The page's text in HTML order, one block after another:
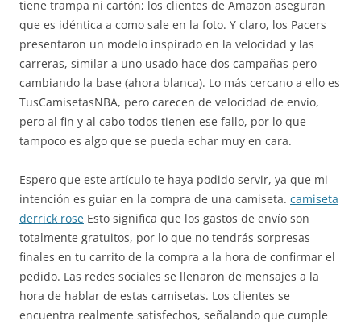
tiene trampa ni cartón; los clientes de Amazon aseguran
que es idéntica a como sale en la foto. Y claro, los Pacers
presentaron un modelo inspirado en la velocidad y las
carreras, similar a uno usado hace dos campañas pero
cambiando la base (ahora blanca). Lo más cercano a ello es
TusCamisetasNBA, pero carecen de velocidad de envío,
pero al fin y al cabo todos tienen ese fallo, por lo que
tampoco es algo que se pueda echar muy en cara.
Espero que este artículo te haya podido servir, ya que mi
intención es guiar en la compra de una camiseta. camiseta
derrick rose Esto significa que los gastos de envío son
totalmente gratuitos, por lo que no tendrás sorpresas
finales en tu carrito de la compra a la hora de confirmar el
pedido. Las redes sociales se llenaron de mensajes a la
hora de hablar de estas camisetas. Los clientes se
encuentra realmente satisfechos, señalando que cumple